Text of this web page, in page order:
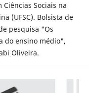
Sociais na
(UFSC). Bolsista de
pesquisa "Os
do ensino médio",
Oliveira.